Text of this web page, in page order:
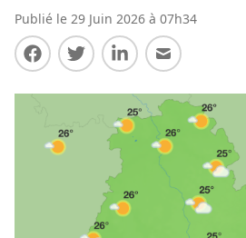
Publié le 29 Juin 2026 à 07h34
Partager sur Facebook
Partager sur Twitter
Partager surPartager par